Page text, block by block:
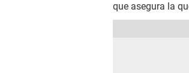
que asegura la